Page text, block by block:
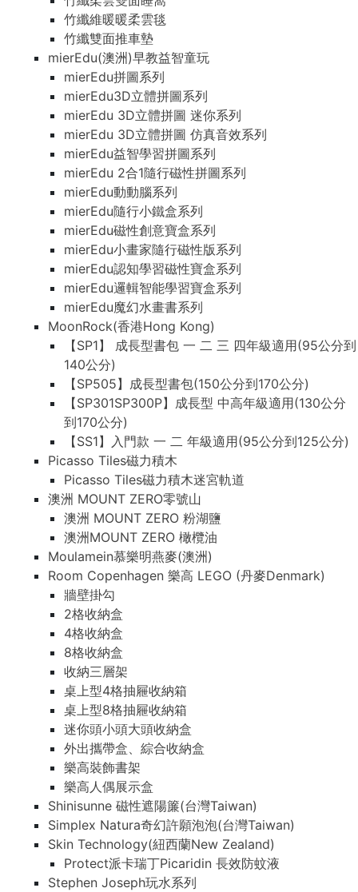
竹纖維暖暖柔雲毯
竹纖雙面推車墊
mierEdu(澳洲)早教益智童玩
mierEdu拼圖系列
mierEdu3D立體拼圖系列
mierEdu 3D立體拼圖 迷你系列
mierEdu 3D立體拼圖 仿真音效系列
mierEdu益智學習拼圖系列
mierEdu 2合1隨行磁性拼圖系列
mierEdu動動腦系列
mierEdu隨行小鐵盒系列
mierEdu磁性創意寶盒系列
mierEdu小畫家隨行磁性版系列
mierEdu認知學習磁性寶盒系列
mierEdu邏輯智能學習寶盒系列
mierEdu魔幻水畫書系列
MoonRock(香港Hong Kong)
【SP1】 成長型書包 一 二 三 四年級適用(95公分到
140公分)
【SP505】成長型書包(150公分到170公分)
【SP301SP300P】成長型 中高年級適用(130公分
到170公分)
【SS1】入門款 一 二 年級適用(95公分到125公分)
Picasso Tiles磁力積木
Picasso Tiles磁力積木迷宮軌道
澳洲 MOUNT ZERO零號山
澳洲 MOUNT ZERO 粉湖鹽
澳洲MOUNT ZERO 橄欖油
Moulamein慕樂明燕麥(澳洲)
Room Copenhagen 樂高 LEGO (丹麥Denmark)
牆壁掛勾
2格收納盒
4格收納盒
8格收納盒
收納三層架
桌上型4格抽屜收納箱
桌上型8格抽屜收納箱
迷你頭小頭大頭收納盒
外出攜帶盒、綜合收納盒
樂高裝飾書架
樂高人偶展示盒
Shinisunne 磁性遮陽簾(台灣Taiwan)
Simplex Natura奇幻許願泡泡(台灣Taiwan)
Skin Technology(紐西蘭New Zealand)
Protect派卡瑞丁Picaridin 長效防蚊液
Stephen Joseph玩水系列